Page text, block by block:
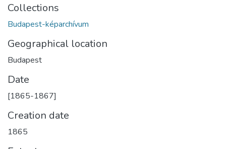
Collections
Budapest-képarchívum
Geographical location
Budapest
Date
[1865-1867]
Creation date
1865